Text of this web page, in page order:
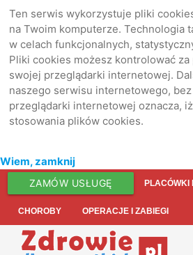
Ten serwis wykorzystuje pliki
na Twoim komputerze. Technologia
w celach funkcjonalnych,
Pliki cookies możesz kontrolować za
swojej przeglądarki internetowej.
naszego serwisu internetowego,
przeglądarki internetowej oznacza,
stosowania plików cookies.
Wiem, zamknij
ZAMÓW USŁUGĘ PLACÓWKI
CHOROBY OPERACJE I ZABIEGI